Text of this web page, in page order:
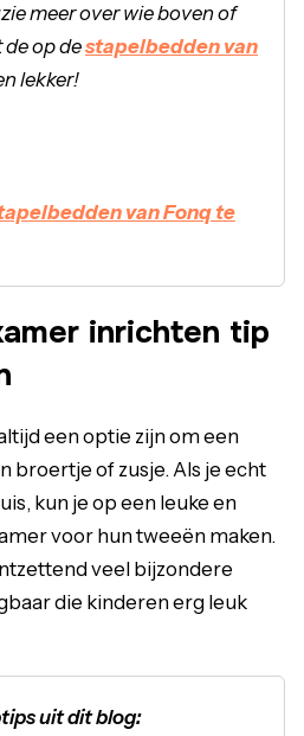
meer over wie boven of
op destapelbedden van
lekker!
van Fonq te
inrichten tip
een optie zijn om een
broertje of zusje. Als je echt
kun je op een leuke en
voor hun tweeën maken.
veel bijzondere
die kinderen erg leuk
uit dit blog: